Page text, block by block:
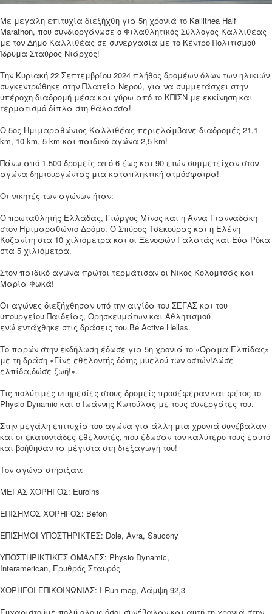
Με μεγάλη επιτυχία διεξήχθη για 5η χρονιά το Kallithea Half
Marathon, που συνδιοργάνωσε ο Φιλαθλητικός Σύλλογος Καλλιθέας
με τον Δήμο Καλλιθέας σε συνεργασία με το Κέντρο Πολιτισμού
Ίδρυμα Σταύρος Νιάρχος!
Την Κυριακή 22 Σεπτεμβρίου 2024 πλήθος δρομέων όλων των ηλικιών
συγκεντρώθηκε στην Πλατεία Νερού, για να συμμετάσχει στην
υπέροχη διαδρομή μέσα και γύρω από το ΚΠΙΣΝ με εκκίνηση και
τερματισμό δίπλα στη θάλασσα!
Ο 5ος Ημιμαραθώνιος Καλλιθέας περιελάμβανε διαδρομές 21,1
km, 10 km, 5 km και παιδικό αγώνα 2,5 km!
Πάνω από 1.500 δρομείς από 6 έως και 90 ετών συμμετείχαν στον
αγώνα δημιουργώντας μια καταπληκτική ατμόσφαιρα!
Οι νικητές των αγώνων ήταν:
Ο πρωταθλητής Ελλάδας, Γιώργος Μίνος και η Άννα Γιανναδάκη
στον Ημιμαραθώνιο Δρόμο. Ο Σπύρος Τσεκούρας και η Ελένη
Κοζανίτη στα 10 χιλιόμετρα και οι Ξενοφών Γαλατάς και Εύα Ρόκα
στα 5 χιλιόμετρα.
Στον παιδικό αγώνα πρώτοι τερμάτισαν οι Νίκος Κολομτσάς και
Μαρία Φωκά!
Οι αγώνες διεξήχθησαν υπό την αιγίδα του ΣΕΓΑΣ και του
υπουργείου Παιδείας, Θρησκευμάτων και Αθλητισμού
ενώ εντάχθηκε στις δράσεις του Be Active Hellas.
Το παρών στην εκδήλωση έδωσε για 5η χρονιά το «Όραμα Ελπίδας»
με τη δράση «Γίνε εθελοντής δότης μυελού των οστών!Δώσε
ελπίδα,δώσε ζωή!».
Τις πολύτιμες υπηρεσίες στους δρομείς προσέφεραν και φέτος το
Physio Dynamic και ο Ιωάννης Κωτούλας με τους συνεργάτες του.
Στην μεγάλη επιτυχία του αγώνα για άλλη μια χρονιά συνέβαλαν
και οι εκατοντάδες εθελοντές, που έδωσαν τον καλύτερο τους εαυτό
και βοήθησαν τα μέγιστα στη διεξαγωγή του!
Τον αγώνα στήριξαν:
ΜΕΓΑΣ ΧΟΡΗΓΟΣ: Euroins
ΕΠΙΣΗΜΟΣ ΧΟΡΗΓΟΣ: Befon
ΕΠΙΣΗΜΟΙ ΥΠΟΣΤΗΡΙΚΤΕΣ: Dole, Avra, Saucony
ΥΠΟΣΤΗΡΙΚΤΙΚΕΣ ΟΜΑΔΕΣ: Physio Dynamic,
Interamerican, Ερυθρός Σταυρός
ΧΟΡΗΓΟΙ ΕΠΙΚΟΙΝΩΝΙΑΣ: I Run mag, Λάμψη 92,3